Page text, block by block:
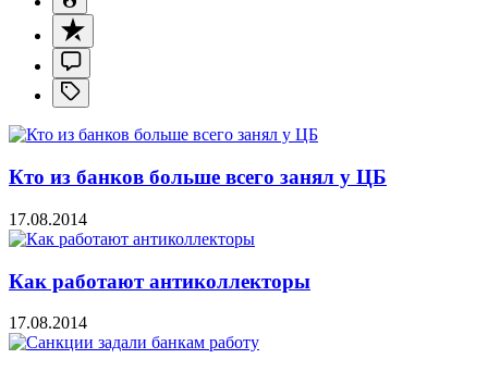
Кто из банков больше всего занял у ЦБ
17.08.2014
Как работают антиколлекторы
17.08.2014